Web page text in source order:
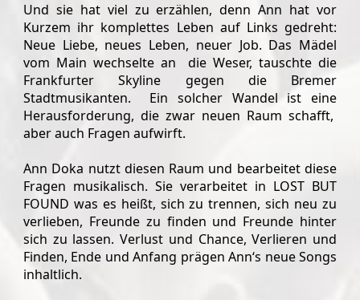
Und sie hat viel zu erzählen, denn Ann hat vor
Kurzem ihr komplettes Leben auf Links gedreht:
Neue Liebe, neues Leben, neuer Job. Das Mädel
vom Main wechselte an die Weser, tauschte die
Frankfurter Skyline gegen die Bremer
Stadtmusikanten. Ein solcher Wandel ist eine
Herausforderung, die zwar neuen Raum schafft,
aber auch Fragen aufwirft.
Ann Doka nutzt diesen Raum und bearbeitet diese
Fragen musikalisch. Sie verarbeitet in LOST BUT
FOUND was es heißt, sich zu trennen, sich neu zu
verlieben, Freunde zu finden und Freunde hinter
sich zu lassen. Verlust und Chance, Verlieren und
Finden, Ende und Anfang prägen Ann‘s neue Songs
inhaltlich.